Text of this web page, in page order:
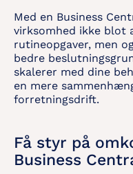
Med en Business
virksomhed ikke blot
rutineopgaver, men
bedre
skalerer med dine
en mere
forretningsdrift.
Få styr på
Business